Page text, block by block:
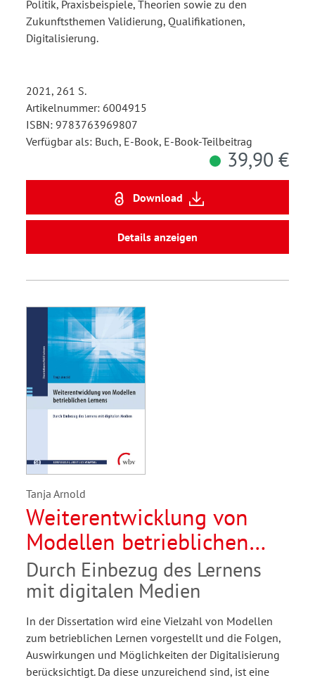
Politik, Praxisbeispiele, Theorien sowie zu den
Zukunftsthemen Validierung, Qualifikationen,
Digitalisierung.
2021, 261 S.
Artikelnummer: 6004915
ISBN: 9783763969807
Verfügbar als: Buch, E-Book, E-Book-Teilbeitrag
39,90 €
Download
Details anzeigen
Tanja Arnold
Weiterentwicklung von
Modellen betrieblichen
Lernens
Durch Einbezug des Lernens
mit digitalen Medien
In der Dissertation wird eine Vielzahl von Modellen
zum betrieblichen Lernen vorgestellt und die Folgen,
Auswirkungen und Möglichkeiten der Digitalisierung
berücksichtigt. Da diese unzureichend sind, ist eine